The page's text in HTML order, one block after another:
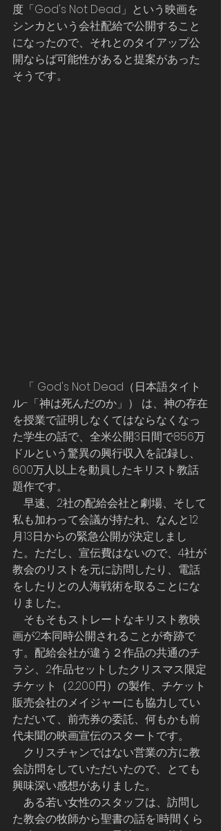
度「God's Not Dead」という映画を
シンカという会社配給で公開すること
になったので、それとのタイアップ公
開ならば可能性があると提案があった
そうです。
ル-「神は死んだのか」） は、神の存在
を授業で証明しなくてはならなくなっ
た学生の話で、全米公開3日間で856万
ドルという驚異の興行収入を記録し、
600万人以上を動員したキリスト教話
題作です。
私も加わって会議が持たれ、なんと12
月13日からの緊急公開が決定しまし
た。ただし、宣伝費はないので、4社が
教会のリストを元に訪問したり、電話
をしたりとの人海戦術を取ることにな
りました。
画が2本同時公開されることが奇跡で
す。配給会社が違う２作品の共通のチ
ラシ、2作品セットしたクリスマス限定
チケット（2,200円）の製作、チケット
販売会社のメイジャーにも協力してい
ただいて、前売券の委託、何もかも前
代未聞の映画宣伝のスタートです。
会訪問をしていただいたので、とても
興味深い感想がありました。
た教会の牧師から聖書の話を1時間くら